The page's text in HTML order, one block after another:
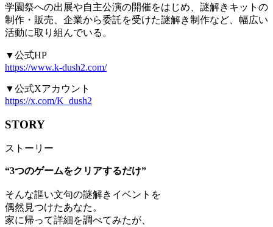
学園祭への出展や自主公演の開催をはじめ、謎解きキットの
制作・販売、企業から委託を受けた謎解き制作など、幅広い
活動に取り組んでいる。
▼公式HP
https://www.k-dush2.com/
▼公式Xアカウント
https://x.com/K_dush2
STORY
ストーリー
“3つのゲームをクリアするだけ”
そんな謳い文句の謎解きイベントを
偶然見つけたあなた。
家に帰って詳細を調べてみたが、